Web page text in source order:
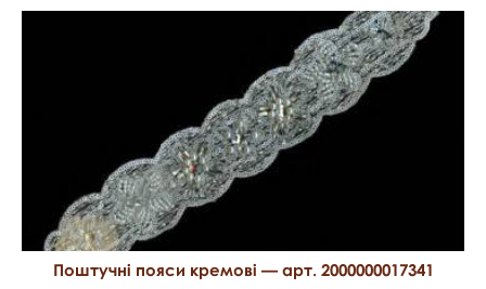
Поштучні пояси кремові — арт. 2000000017341